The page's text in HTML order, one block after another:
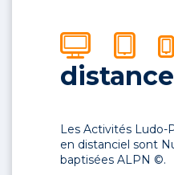
Les Activités Ludo-
en distanciel sont
baptisées ALPN ©.